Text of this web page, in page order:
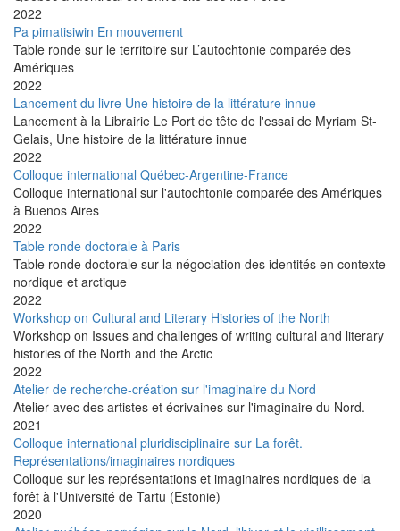
2022
Pa pimatisiwin En mouvement
Table ronde sur le territoire sur L’autochtonie comparée des
Amériques
2022
Lancement du livre Une histoire de la littérature innue
Lancement à la Librairie Le Port de tête de l'essai de Myriam St-
Gelais, Une histoire de la littérature innue
2022
Colloque international Québec-Argentine-France
Colloque international sur l'autochtonie comparée des Amériques
à Buenos Aires
2022
Table ronde doctorale à Paris
Table ronde doctorale sur la négociation des identités en contexte
nordique et arctique
2022
Workshop on Cultural and Literary Histories of the North
Workshop on Issues and challenges of writing cultural and literary
histories of the North and the Arctic
2022
Atelier de recherche-création sur l'imaginaire du Nord
Atelier avec des artistes et écrivaines sur l'imaginaire du Nord.
2021
Colloque international pluridisciplinaire sur La forêt.
Représentations/imaginaires nordiques
Colloque sur les représentations et imaginaires nordiques de la
forêt à l'Université de Tartu (Estonie)
2020